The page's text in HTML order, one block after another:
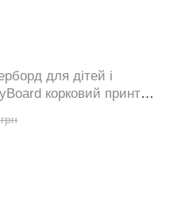
для дітей і
корковий принт
до 100 кг